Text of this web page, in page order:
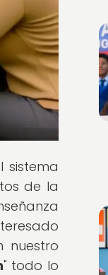
sistema
de la
nuestro
" todo lo